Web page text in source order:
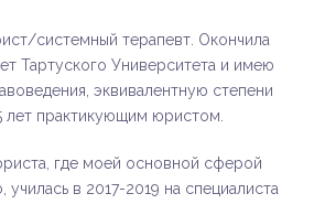
системный терапевт. Окончила
Тартуского Университета и имею
эквивалентную степени
лет практикующим юристом.
где моей основной сферой
в 2017-2019 на специалиста